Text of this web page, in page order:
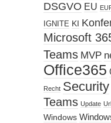
DSGVO EU
IGNITE KI
Microsoft
Teams MVP
Office365
Recht Security
Teams Update
Windows